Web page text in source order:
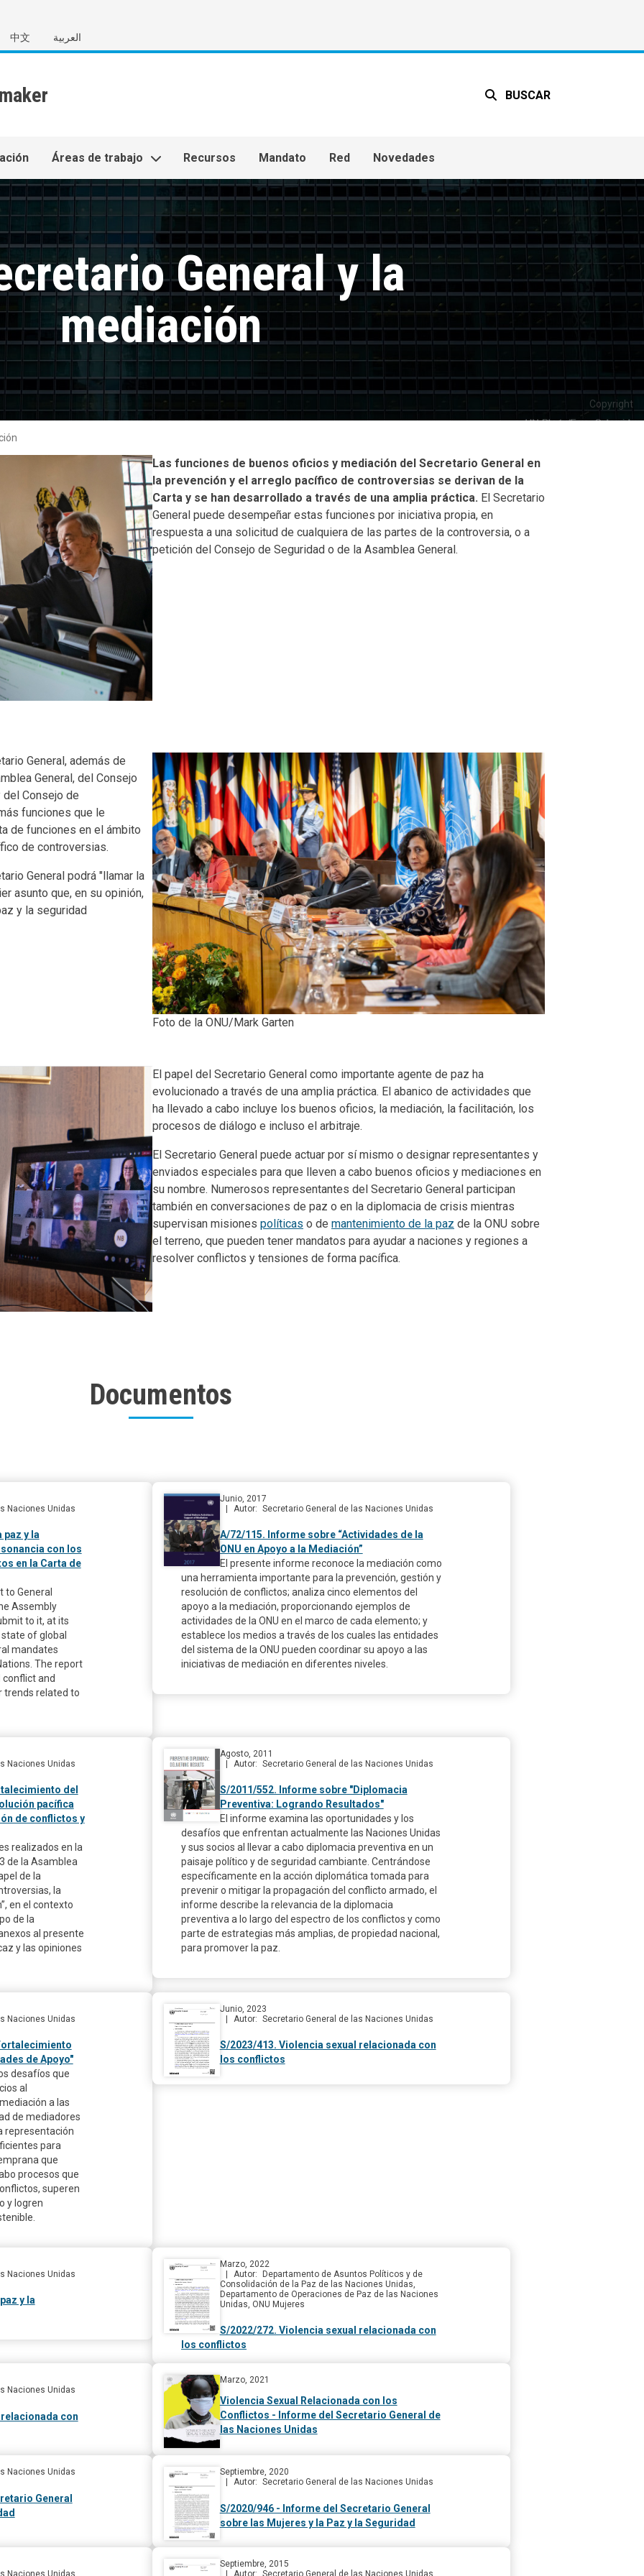
中文 العربية
BUSCAR
Áreas de trabajo Recursos Mandato Red Novedades
General y la
mediación
Copyright
Body
Las funciones de buenos oficios y mediación del Secretario General en
la prevención y el arreglo pacífico de controversias se derivan de la
Carta y se han desarrollado a través de una amplia práctica. El Secretario
General puede desempeñar estas funciones por iniciativa propia, en
respuesta a una solicitud de cualquiera de las partes de la controversia, o a
petición del Consejo de Seguridad o de la Asamblea General.
General, además de
General, del Consejo
Consejo de
funciones que le
de funciones en el ámbito
de controversias.
General podrá "llamar la
asunto que, en su opinión,
y la seguridad
Body
Foto de la ONU/Mark Garten
Body
El papel del Secretario General como importante agente de paz ha
evolucionado a través de una amplia práctica. El abanico de actividades que
ha llevado a cabo incluye los buenos oficios, la mediación, la facilitación, los
procesos de diálogo e incluso el arbitraje.
El Secretario General puede actuar por sí mismo o designar representantes y
enviados especiales para que lleven a cabo buenos oficios y mediaciones en
su nombre. Numerosos representantes del Secretario General participan
también en conversaciones de paz o en la diplomacia de crisis mientras
supervisan misiones políticas o de mantenimiento de la paz de la ONU sobre
el terreno, que pueden tener mandatos para ayudar a naciones y regiones a
resolver conflictos y tensiones de forma pacífica.
Documentos
Naciones Unidas
y la
con los
en la Carta de
General
Assembly
to it, at its
of global
mandates
The report
and
trends related to
Junio, 2017
Autor
Secretario General de las Naciones Unidas
A/72/115. Informe sobre “Actividades de la
ONU en Apoyo a la Mediación”
El presente informe reconoce la mediación como
una herramienta importante para la prevención, gestión y
resolución de conflictos; analiza cinco elementos del
apoyo a la mediación, proporcionando ejemplos de
actividades de la ONU en el marco de cada elemento; y
establece los medios a través de los cuales las entidades
del sistema de la ONU pueden coordinar su apoyo a las
iniciativas de mediación en diferentes niveles.
Naciones Unidas
del
pacífica
de conflictos y
realizados en la
de la Asamblea
de la
la
en el contexto
de la
al presente
y las opiniones
Agosto, 2011
Autor
Secretario General de las Naciones Unidas
S/2011/552. Informe sobre "Diplomacia
Preventiva: Logrando Resultados"
El informe examina las oportunidades y los
desafíos que enfrentan actualmente las Naciones Unidas
y sus socios al llevar a cabo diplomacia preventiva en un
paisaje político y de seguridad cambiante. Centrándose
específicamente en la acción diplomática tomada para
prevenir o mitigar la propagación del conflicto armado, el
informe describe la relevancia de la diplomacia
preventiva a lo largo del espectro de los conflictos y como
parte de estrategias más amplias, de propiedad nacional,
para promover la paz.
Naciones Unidas
de Apoyo"
desafíos que
al
a las
de mediadores
representación
para
que
procesos que
superen
y logren
Junio, 2023
Autor
Secretario General de las Naciones Unidas
S/2023/413. Violencia sexual relacionada con
los conflictos
Naciones Unidas
y la
Marzo, 2022
Autor
Departamento de Asuntos Políticos y de
Consolidación de la Paz de las Naciones Unidas,
Departamento de Operaciones de Paz de las Naciones
Unidas, ONU Mujeres
S/2022/272. Violencia sexual relacionada con
los conflictos
Naciones Unidas
con
Marzo, 2021
Violencia Sexual Relacionada con los
Conflictos - Informe del Secretario General de
las Naciones Unidas
Naciones Unidas
General
Septiembre, 2020
Autor
Secretario General de las Naciones Unidas
S/2020/946 - Informe del Secretario General
sobre las Mujeres y la Paz y la Seguridad
Septiembre, 2015